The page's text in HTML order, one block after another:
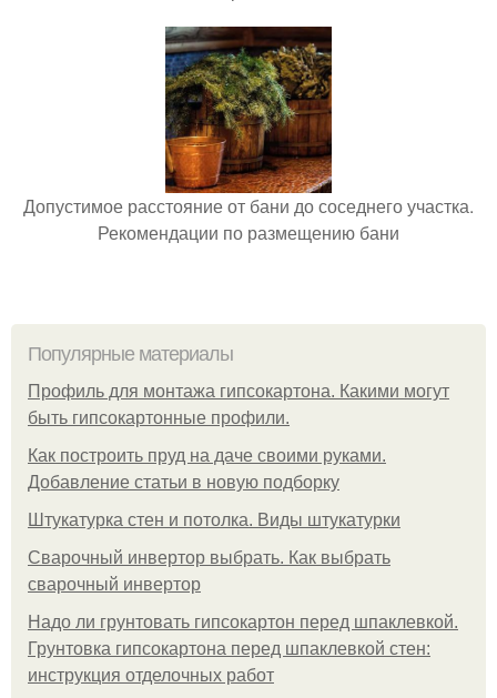
Допустимое расстояние от бани до соседнего участка.
Рекомендации по размещению бани
Популярные материалы
Профиль для монтажа гипсокартона. Какими могут
быть гипсокартонные профили.
Как построить пруд на даче своими руками.
Добавление статьи в новую подборку
Штукатурка стен и потолка. Виды штукатурки
Сварочный инвертор выбрать. Как выбрать
сварочный инвертор
Надо ли грунтовать гипсокартон перед шпаклевкой.
Грунтовка гипсокартона перед шпаклевкой стен:
инструкция отделочных работ